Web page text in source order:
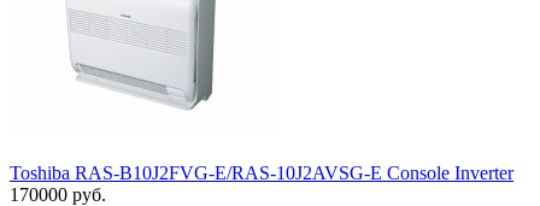
Toshiba RAS-B10J2FVG-E/RAS-10J2AVSG-E Console Inverter
170000 руб.